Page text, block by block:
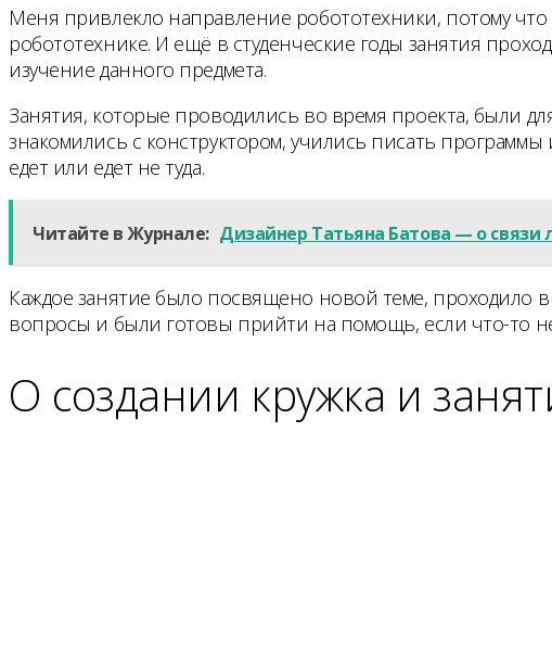
Меня привлекло направление робототехники, потому что
робототехнике. И ещё в студенческие годы занятия
изучение данного предмета.
Занятия, которые проводились во время проекта, были
знакомились с конструктором, учились писать
едет или едет не туда.
Читайте в Журнале: Дизайнер Татьяна Батова — о
Каждое занятие было посвящено новой теме,
вопросы и были готовы прийти на помощь, если что-то
О создании кружка и